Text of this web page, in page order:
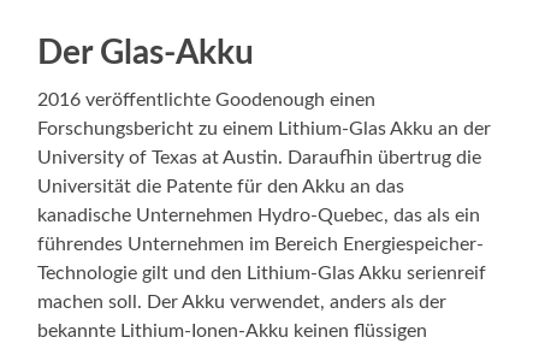
Der Glas-Akku
2016 veröffentlichte Goodenough einen
Forschungsbericht zu einem Lithium-Glas Akku an der
University of Texas at Austin. Daraufhin übertrug die
Universität die Patente für den Akku an das
kanadische Unternehmen Hydro-Quebec, das als ein
führendes Unternehmen im Bereich Energiespeicher-
Technologie gilt und den Lithium-Glas Akku serienreif
machen soll. Der Akku verwendet, anders als der
bekannte Lithium-Ionen-Akku keinen flüssigen